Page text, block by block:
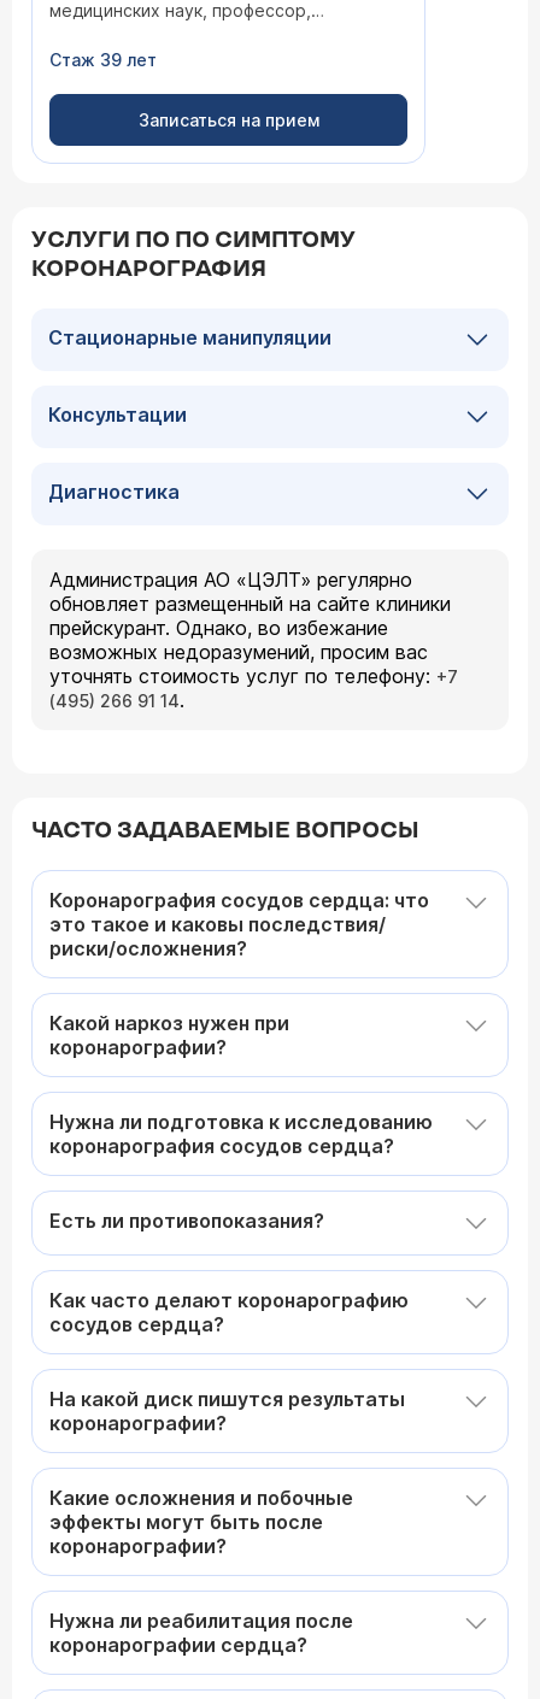
медицинских наук, профессор,
медицинских наук, профессор
Стаж 39 лет
Записаться на прием
УСЛУГИ ПО ПО СИМПТОМУ
КОРОНАРОГРАФИЯ
Стационарные манипуляции
Консультации
Диагностика
Администрация АО «ЦЭЛТ» регулярно
обновляет размещенный на сайте клиники
прейскурант. Однако, во избежание
возможных недоразумений, просим вас
уточнять стоимость услуг по телефону: +7
(495) 266 91 14.
ЧАСТО ЗАДАВАЕМЫЕ ВОПРОСЫ
Коронарография сосудов сердца: что
это такое и каковы последствия/
риски/осложнения?
Какой наркоз нужен при
коронарографии?
Нужна ли подготовка к исследованию
коронарография сосудов сердца?
Есть ли противопоказания?
Как часто делают коронарографию
сосудов сердца?
На какой диск пишутся результаты
коронарографии?
Какие осложнения и побочные
эффекты могут быть после
коронарографии?
Нужна ли реабилитация после
коронарографии сердца?